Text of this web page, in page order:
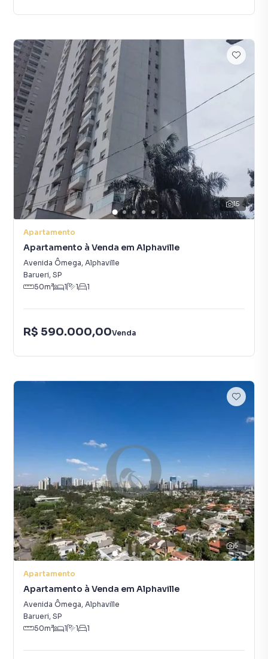
15
Apartamento
Apartamento à Venda em Alphaville
Avenida Ômega, Alphaville
Barueri, SP
50m² 1 1 1
R$ 590.000,00Venda
6
Apartamento
Apartamento à Venda em Alphaville
Avenida Ômega, Alphaville
Barueri, SP
50m² 1 1 1